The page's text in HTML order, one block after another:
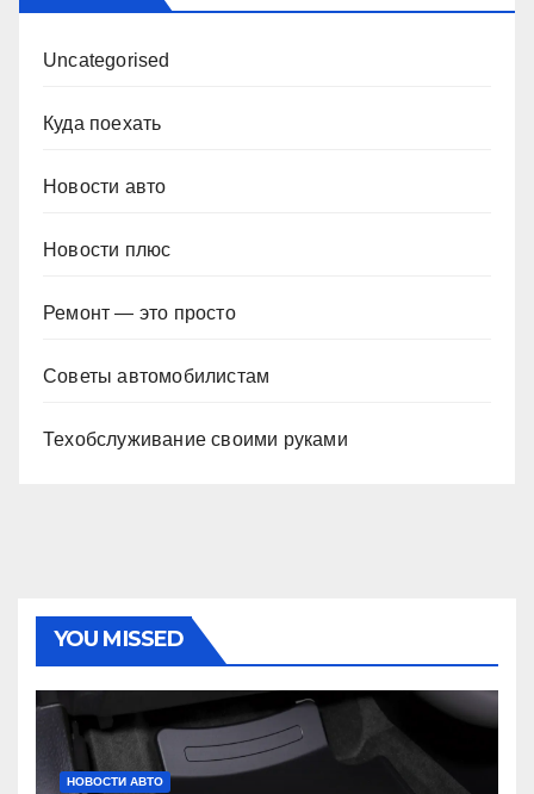
Uncategorised
Куда поехать
Новости авто
Новости плюс
Ремонт — это просто
Советы автомобилистам
Техобслуживание своими руками
YOU MISSED
НОВОСТИ АВТО